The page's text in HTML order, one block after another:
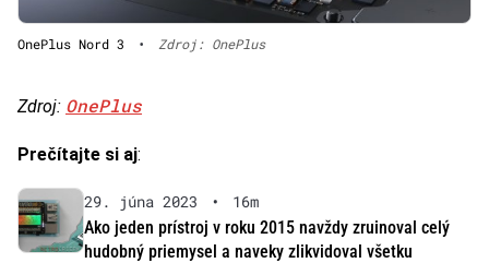
OnePlus Nord 3 • Zdroj: OnePlus
Zdroj: OnePlus
Prečítajte si aj:
29. júna 2023 •
16m
Ako jeden prístroj v roku 2015 navždy zruinoval celý
hudobný priemysel a naveky zlikvidoval všetku